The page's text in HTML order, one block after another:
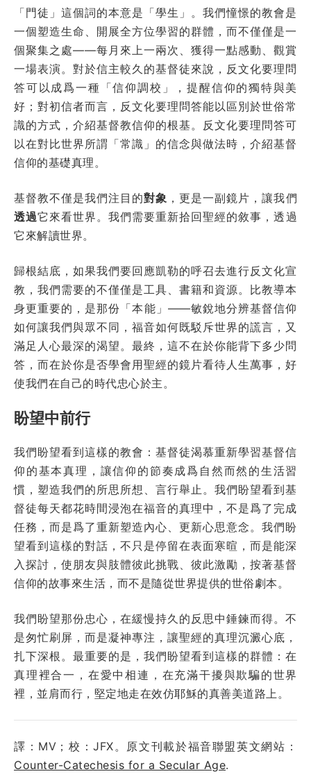
「門徒」這個詞的本意是「學生」。我們憧憬的教會是
一個塑造生命、開展全方位學習的群體，而不僅僅是一
個聚集之處——每月來上一兩次、獲得一點感動、觀賞
一場表演。對於信主較久的基督徒來說，反文化要理問
答可以成爲一種「信仰調校」，提醒信仰的獨特與美
好；對初信者而言，反文化要理問答能以區別於世俗常
識的方式，介紹基督教信仰的根基。反文化要理問答可
以在對比世界所謂「常識」的信念與做法時，介紹基督
信仰的基礎真理。
基督教不僅是我們注目的對象 ，更是一副鏡片，讓我們
透過它來看世界。我們需要重新拾回聖經的敘事，透過
它來解讀世界。
歸根結底，如果我們要回應凱勒的呼召去進行反文化宣
教，我們需要的不僅僅是工具、書籍和資源。比教導本
身更重要的，是那份「本能」——敏銳地分辨基督信仰
如何讓我們與眾不同，福音如何既駁斥世界的謊言，又
滿足人心最深的渴望。最終，這不在於你能背下多少問
答，而在於你是否學會用聖經的鏡片看待人生萬事，好
使我們在自己的時代忠心於主。
盼望中前行
我們盼望看到這樣的教會：基督徒渴慕重新學習基督信
仰的基本真理，讓信仰的節奏成爲自然而然的生活習
慣，塑造我們的所思所想、言行舉止。我們盼望看到基
督徒每天都花時間浸泡在福音的真理中，不是爲了完成
任務，而是爲了重新塑造內心、更新心思意念。我們盼
望看到這樣的對話，不只是停留在表面寒暄，而是能深
入探討，使朋友與肢體彼此挑戰、彼此激勵，按著基督
信仰的故事來生活，而不是隨從世界提供的世俗劇本。
我們盼望那份忠心，在緩慢持久的反思中錘鍊而得。不
是匆忙刷屏，而是凝神專注，讓聖經的真理沉澱心底，
扎下深根。最重要的是，我們盼望看到這樣的群體：在
真理裡合一，在愛中相連，在充滿干擾與欺騙的世界
裡，並肩而行，堅定地走在效仿耶穌的真善美道路上。
譯：MV；校：JFX。原文刊載於福音聯盟英文網站：
Counter-Catechesis for a Secular Age.